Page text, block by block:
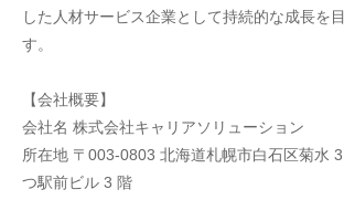
した人材サービス企業として持続的な成長を
す。
【会社概要】
会社名 株式会社キャリアソリューション
所在地 〒003-0803 北海道札幌市白石区菊水
つ駅前ビル 3 階